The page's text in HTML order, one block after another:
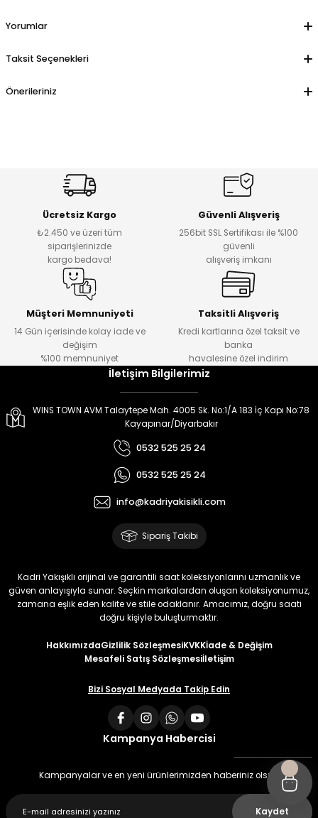
Yorumlar
Taksit Seçenekleri
Önerileriniz
Ücretsiz Kargo
₺2.450 ve üzeri tüm
siparişlerinizde
kargo bedava!
Güvenli Alışveriş
256bit SSL Sertifikası ile %100
güvenli
alışveriş imkanı
Müşteri Memnuniyeti
14 Gün içerisinde kolay iade ve
değişim
%100 memnuniyet
Taksitli Alışveriş
Kredi kartlarına özel taksit ve
banka
havalesine özel indirim
İletişim Bilgilerimiz
WINS TOWN AVM Talaytepe Mah. 4005 Sk. No:1/A 183 İç Kapı No:78
Kayapınar/Diyarbakır
0532 525 25 24
0532 525 25 24
info@kadriyakisikli.com
Sipariş Takibi
Kadri Yakışıklı orijinal ve garantili saat koleksiyonlarını uzmanlık ve
güven anlayışıyla sunar. Seçkin markalardan oluşan koleksiyonumuz,
zamana eşlik eden kalite ve stile odaklanır. Amacımız, doğru saati
doğru kişiyle buluşturmaktır.
HakkımızdaGizlilik SözleşmesiKVKKİade & Değişim
Mesafeli Satış Sözleşmesiİletişim
Bizi Sosyal Medyada Takip Edin
Kampanya Habercisi
Kampanyalar ve en yeni ürünlerimizden haberiniz olsun
Kaydet